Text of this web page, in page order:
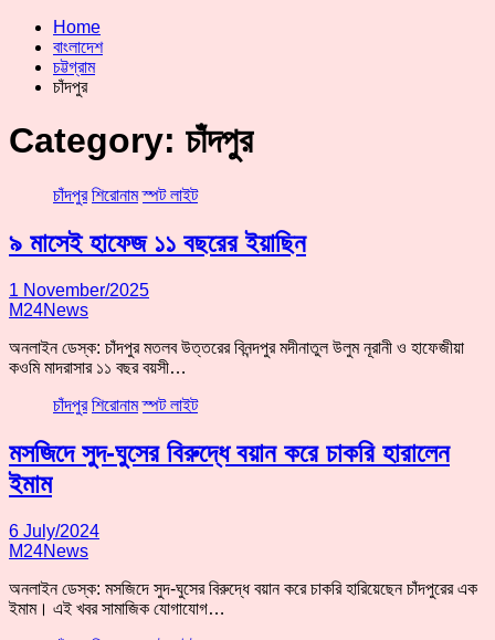
Home
বাংলাদেশ
চট্টগ্রাম
চাঁদপুর
Category: চাঁদপুর
চাঁদপুর শিরোনাম স্পট লাইট
৯ মাসেই হাফেজ ১১ বছরের ইয়াছিন
1 November/2025
M24News
অনলাইন ডেস্ক: চাঁদপুর মতলব উত্তরের বিনন্দপুর মদীনাতুল উলুম নূরানী ও হাফেজীয়া
কওমি মাদরাসার ১১ বছর বয়সী…
চাঁদপুর শিরোনাম স্পট লাইট
মসজিদে সুদ-ঘুসের বিরুদ্ধে বয়ান করে চাকরি হারালেন
ইমাম
6 July/2024
M24News
অনলাইন ডেস্ক: মসজিদে সুদ-ঘুসের বিরুদ্ধে বয়ান করে চাকরি হারিয়েছেন চাঁদপুরের এক
ইমাম। এই খবর সামাজিক যোগাযোগ…